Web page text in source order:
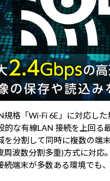
規格「Wi-Fi 6E」に対応し
的な有線LAN 接続を上回る
を分割して同時に複数の端
周波数分割多重)方式に対応
続端末が多数ある環境でも